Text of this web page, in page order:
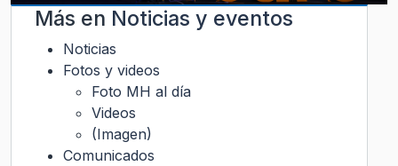
Más en Noticias y eventos
Noticias
Fotos y videos
Foto MH al día
Videos
(Imagen)
Comunicados